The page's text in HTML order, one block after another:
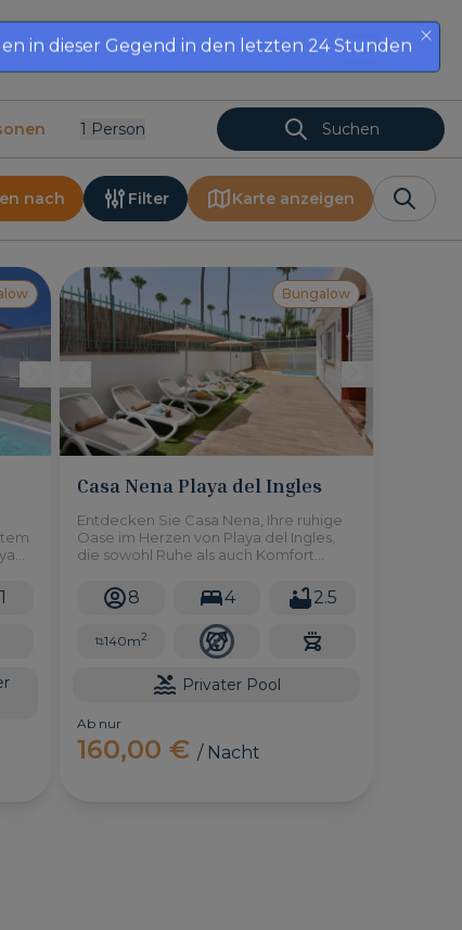
Ihre ImmobilieAngeboteKontakt DE
1 Person Suchen
nach Filter Karte anzeigen
1
Bungalow
Casa Nena Playa del Ingles
Entdecken Sie Casa Nena, Ihre ruhige
Oase im Herzen von Playa del Ingles,
die sowohl Ruhe als auch Komfort
bietet bequem Platz für bis zu 8 Gäste,
gewährleistet absolute Privatsphäre
und verfügt über einen herrlichen
privaten Pool zum Entspannen.
8 4 2.5
140m2
Privater Pool
Ab nur
160,00 €/ Nacht